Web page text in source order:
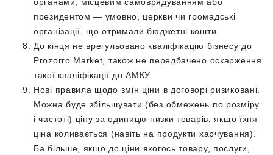
президентом — умовно, церкви чи громадські
організації, що отримали бюджетні кошти.
До кінця не врегульовано кваліфікацію бізнесу до
Prozorro Market, також не передбачено оскарження
такої кваліфікації до АМКУ.
Нові правила щодо змін ціни в договорі ризиковані.
Можна буде збільшувати (без обмежень по розміру
і частоті) ціну за одиницю низки товарів, якщо їхня
ціна коливається (навіть на продукти харчування).
Ба більше, якщо до ціни якогось товару, послуги,